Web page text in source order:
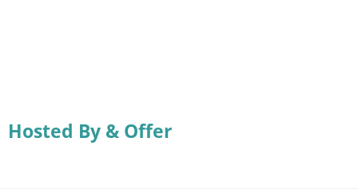
Hosted By & Offer